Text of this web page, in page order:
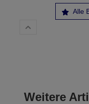
Alle
Weitere